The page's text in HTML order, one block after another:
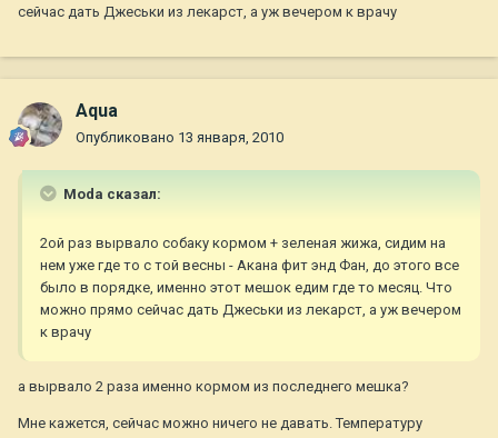
сейчас дать Джеськи из лекарст, а уж вечером к врачу
Aqua
Опубликовано 13 января, 2010
Moda сказал:
2ой раз вырвало собаку кормом + зеленая жижа, сидим на
нем уже где то с той весны - Акана фит энд Фан, до этого все
было в порядке, именно этот мешок едим где то месяц. Что
можно прямо сейчас дать Джеськи из лекарст, а уж вечером
к врачу
а вырвало 2 раза именно кормом из последнего мешка?
Мне кажется, сейчас можно ничего не давать. Температуру